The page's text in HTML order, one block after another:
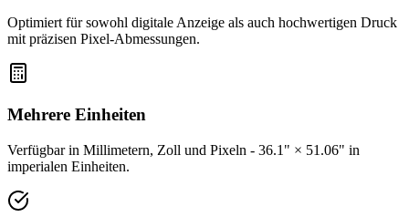
Optimiert für sowohl digitale Anzeige als auch hochwertigen Druck
mit präzisen Pixel-Abmessungen.
Mehrere Einheiten
Verfügbar in Millimetern, Zoll und Pixeln - 36.1" × 51.06" in
imperialen Einheiten.